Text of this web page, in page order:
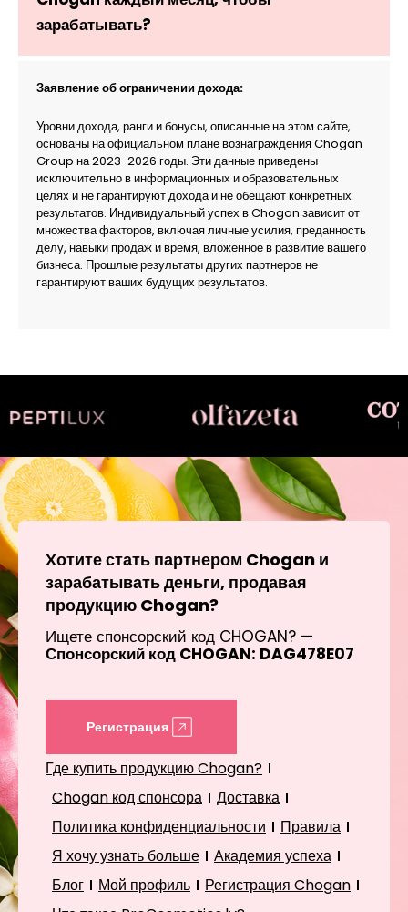
зарабатывать?
Заявление об ограничении дохода:
Уровни дохода, ранги и бонусы, описанные на этом сайте,
основаны на официальном плане вознаграждения Chogan
Group на 2023-2026 годы. Эти данные приведены
исключительно в информационных и образовательных
целях и не гарантируют дохода и не обещают конкретных
результатов. Индивидуальный успех в Chogan зависит от
множества факторов, включая личные усилия, преданность
делу, навыки продаж и время, вложенное в развитие вашего
бизнеса. Прошлые результаты других партнеров не
гарантируют ваших будущих результатов.
Хотите стать партнером Chogan и
зарабатывать деньги, продавая
продукцию Chogan?
Ищете спонсорский код CHOGAN? —
Спонсорский код CHOGAN: DAG478E07
Регистрация
Где купить продукцию Chogan?
Chogan код спонсора
Доставка
Политика конфиденциальности
Правила
Я хочу узнать больше
Академия успеха
Блог
Мой профиль
Регистрация Chogan